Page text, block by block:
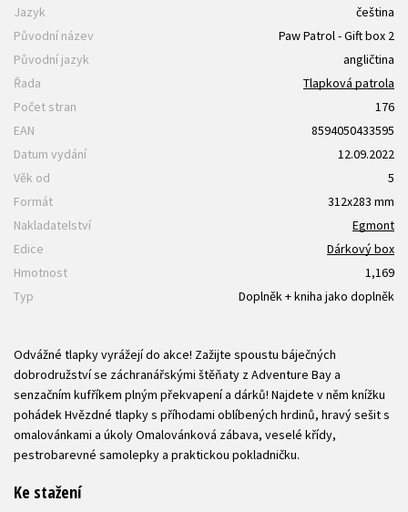
Jazyk
čeština
Původní název
Paw Patrol - Gift box 2
Původní jazyk
angličtina
Řada
Tlapková patrola
Počet stran
176
EAN
8594050433595
Datum vydání
12.09.2022
Věk od
5
Formát
312x283 mm
Nakladatelství
Egmont
Edice
Dárkový box
Hmotnost
1,169
Typ
Doplněk + kniha jako doplněk
Odvážné tlapky vyrážejí do akce! Zažijte spoustu báječných
dobrodružství se záchranářskými štěňaty z Adventure Bay a
senzačním kufříkem plným překvapení a dárků! Najdete v něm knížku
pohádek Hvězdné tlapky s příhodami oblíbených hrdinů, hravý sešit s
omalovánkami a úkoly Omalovánková zábava, veselé křídy,
pestrobarevné samolepky a praktickou pokladničku.
Ke stažení